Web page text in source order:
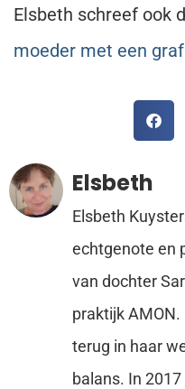
Elsbeth schreef ook
moeder met een
Elsbeth
Elsbeth
echtgenote en
van dochter
praktijk
terug in haar
balans. In